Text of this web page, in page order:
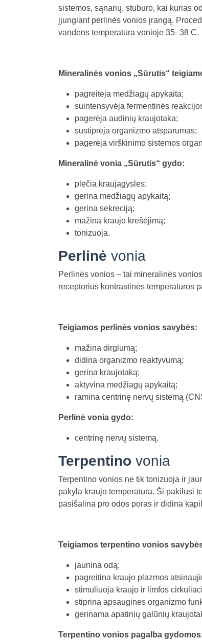
sistemos, sąnarių, stuburo, kai kurias
įjungiant perlinės vonios įrangą.
vandens temperatūra vonioje 35–38 C.
Mineralinės vonios „Sūrutis“
pagreitėja medžiagų apykaita;
suintensyvėja fermentinės
pagerėja audinių kraujotaka;
sustiprėja organizmo atsparumas;
pagerėja virškinimo sistemos
Mineralinė vonia „Sūrutis“ gydo:
plečia kraujagysles;
gerina medžiagų apykaitą;
gerina sekreciją;
mažina kraujo krešėjimą;
tonizuoja.
Perlinė vonia
Perlinės vonios – tai mineralinės
receptorius kontrastinės temperatūros
Teigiamos perlinės vonios savybės:
mažina dirglumą;
didina organizmo reaktyvumą;
gerina kraujotaką;
aktyvina medžiagų apykaitą;
ramina centrinę nervų sistemą
Perlinė vonia gydo:
centrinę nervų sistemą.
Terpentino vonia
Terpentino vonios ne tik tonizuoja ir
pakyla kraujo temperatūra. Ši pakilusi
pasišalina pro odos poras ir didina
Teigiamos terpentino vonios
jaunina odą;
pagreitina kraujo plazmos
stimuliuoja kraujo ir limfos
stiprina apsaugines organizmo
gerinama apatinių galūnių
Terpentino vonios pagalba